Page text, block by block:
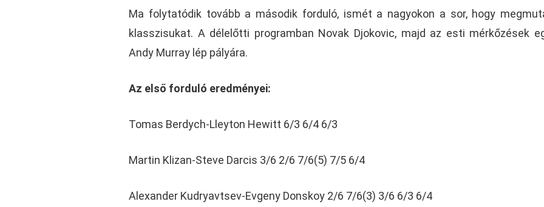
Ma folytatódik tovább a második forduló, ismét a nagyokon a sor, hogy
klasszisukat. A délelőtti programban Novak Djokovic, majd az esti mérkőzések
Andy Murray lép pályára.
Az első forduló eredményei:
Tomas Berdych-Lleyton Hewitt 6/3 6/4 6/3
Martin Klizan-Steve Darcis 3/6 2/6 7/6(5) 7/5 6/4
Alexander Kudryavtsev-Evgeny Donskoy 2/6 7/6(3) 3/6 6/3 6/4